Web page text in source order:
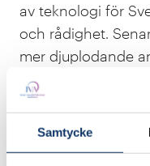
Samtycke
av teknologi för
och rådighet.
mer djuplodande
Sverige bör vidta
områden som är